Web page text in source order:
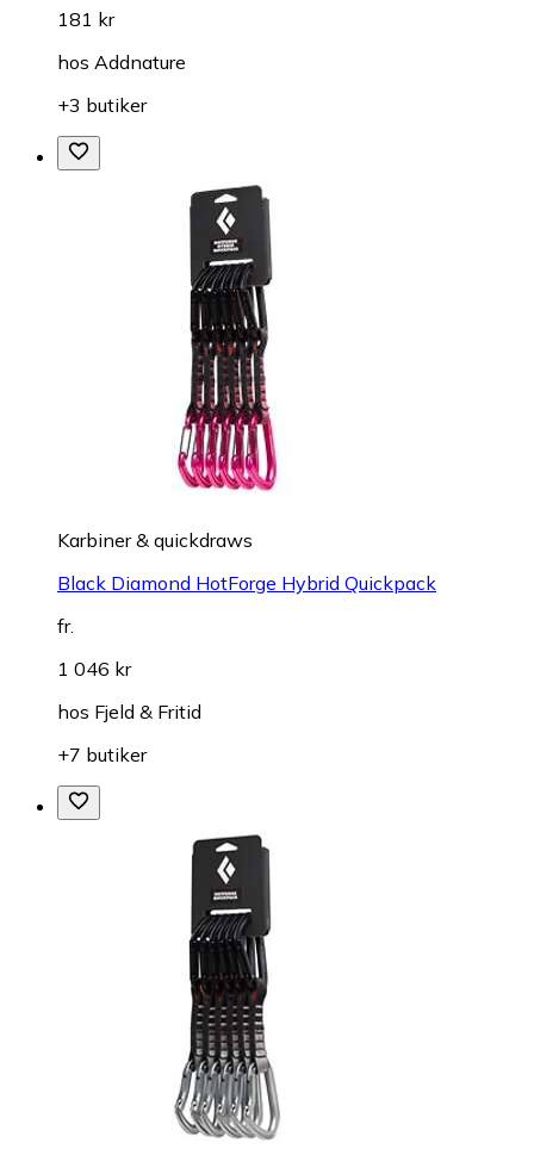
181 kr
hos Addnature
+3 butiker
Karbiner & quickdraws
Black Diamond HotForge Hybrid Quickpack
fr.
1 046 kr
hos Fjeld & Fritid
+7 butiker